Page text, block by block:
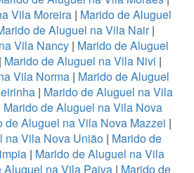
Vila Moreira | Marido de Aluguel
de Aluguel na Vila Nair|
Vila Nancy | Marido de Aluguel
Marido de Aluguel na Vila Nivi |
Vila Norma | Marido de Aluguel
| Marido de Aluguel na Vila
Marido de Aluguel na Vila Nova
de Aluguel na Vila Nova Mazzei |
na Vila Nova União | Marido de
| Marido de Aluguel na Vila
Aluguel na Vila Paiva| Marido de